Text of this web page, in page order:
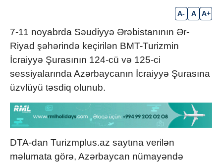
A- A A+
7-11 noyabrda Səudiyyə Ərəbistanının Ər-
Riyad şəhərində keçirilən BMT-Turizmin
İcraiyyə Şurasının 124-cü və 125-ci
sessiyalarında Azərbaycanın İcraiyyə Şurasına
üzvlüyü təsdiq olunub.
DTA-dan Turizmplus.az saytına verilən
məlumata görə, Azərbaycan nümayəndə